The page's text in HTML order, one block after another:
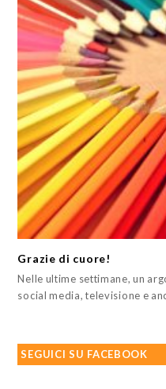
Grazie di cuore!
Nelle ultime settimane, un
social media, televisione e
SEGUICI SU FACEBOOK